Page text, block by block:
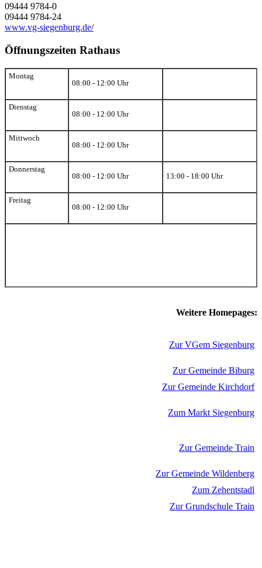
09444 9784-0
09444 9784-24
www.vg-siegenburg.de/
Öffnungszeiten Rathaus
Montag
08:00 - 12:00 Uhr
Dienstag
08:00 - 12:00 Uhr
Mittwoch
08:00 - 12:00 Uhr
Donnerstag
08:00 - 12:00 Uhr
13:00 - 18:00 Uhr
Freitag
08:00 - 12:00 Uhr
Weitere Homepages:
Zur VGem Siegenburg
Zur Gemeinde Biburg
Zur Gemeinde Kirchdorf
Zum Markt Siegenburg
Zur Gemeinde Train
Zur Gemeinde Wildenberg
Zum Zehentstadl
Zur Grundschule Train